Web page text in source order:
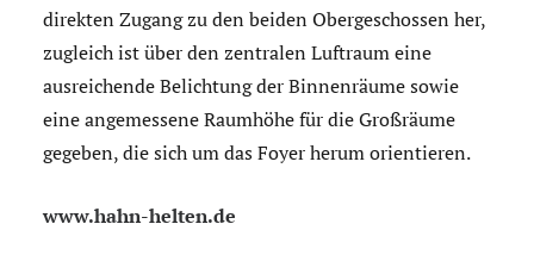
direkten Zugang zu den beiden Obergeschossen her,
zugleich ist über den zentralen Luftraum eine
ausreichende Belichtung der Binnenräume sowie
eine angemessene Raumhöhe für die Großräume
gegeben, die sich um das Foyer herum orientieren.
www.hahn-helten.de